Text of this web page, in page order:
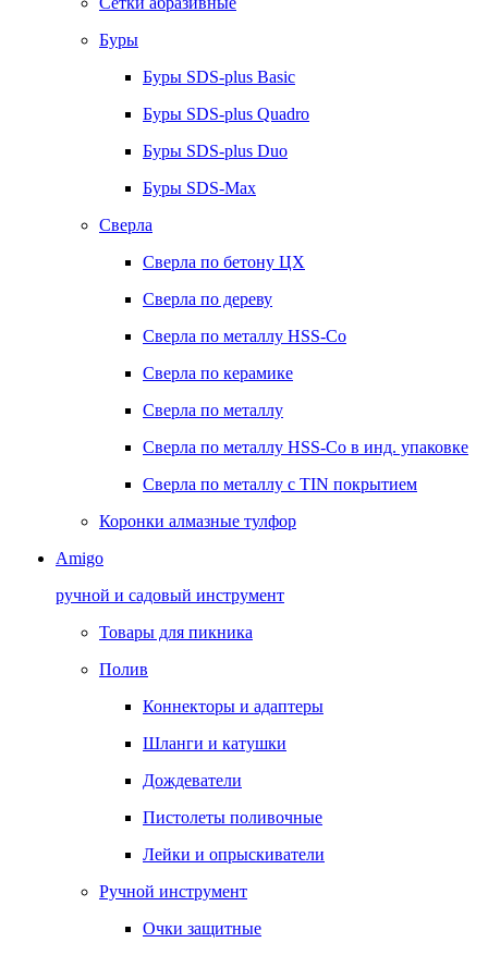
Буры
Буры SDS-plus Basic
Буры SDS-plus Quadro
Буры SDS-plus Duo
Буры SDS-Max
Сверла
Сверла по бетону ЦХ
Сверла по дереву
Сверла по металлу HSS-Co
Сверла по керамике
Сверла по металлу
Сверла по металлу HSS-Co в инд. упаковке
Сверла по металлу с TIN покрытием
Коронки алмазные тулфор
Amigo
ручной и садовый инструмент
Товары для пикника
Полив
Коннекторы и адаптеры
Шланги и катушки
Дождеватели
Пистолеты поливочные
Лейки и опрыскиватели
Ручной инструмент
Очки защитные